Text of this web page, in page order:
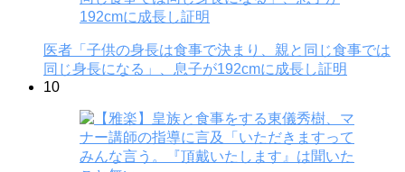
医者「子供の身長は食事で決まり、親と同じ食事では
同じ身長になる」、息子が192cmに成長し証明
10